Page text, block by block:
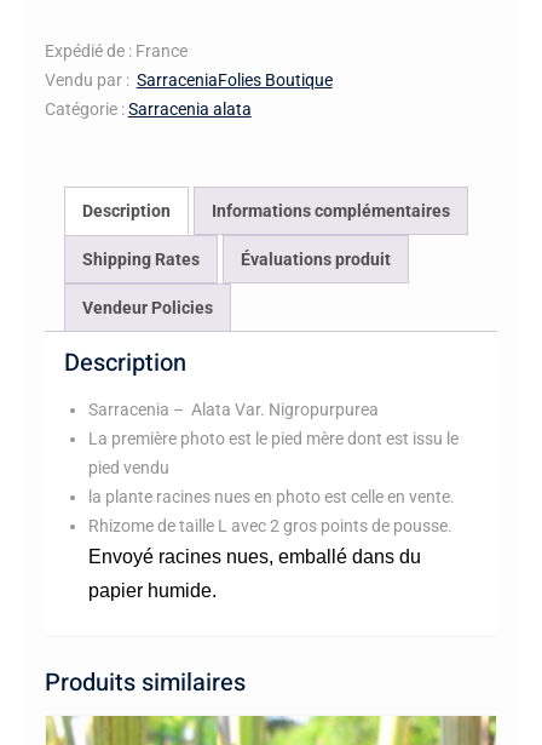
Var.
Nigropurpurea
Expédié de : France
Vendu par : SarraceniaFolies Boutique
Catégorie :Sarracenia alata
Description Informations complémentaires
Shipping Rates Évaluations produit
Vendeur Policies
Description
Sarracenia – Alata Var. Nigropurpurea
La première photo est le pied mère dont est issu le
pied vendu
la plante racines nues en photo est celle en vente.
Rhizome de taille L avec 2 gros points de pousse.
Envoyé racines nues, emballé dans du
papier humide.
Produits similaires